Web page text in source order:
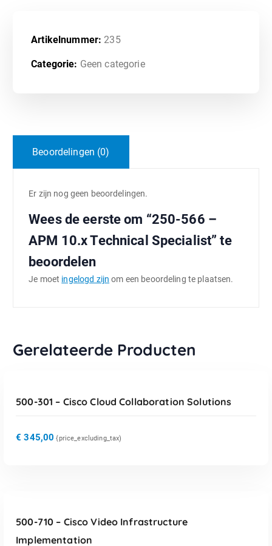
Artikelnummer: 235
Categorie: Geen categorie
Beoordelingen (0)
Er zijn nog geen beoordelingen.
Wees de eerste om “250-566 –
APM 10.x Technical Specialist” te
beoordelen
Je moet ingelogd zijn om een beoordeling te plaatsen.
Gerelateerde Producten
500-301 – Cisco Cloud Collaboration Solutions
€ 345,00 {price_excluding_tax)
500-710 – Cisco Video Infrastructure
Implementation